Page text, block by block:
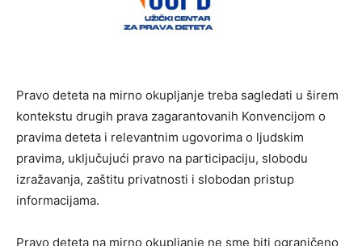
Pravo deteta na mirno okupljanje treba sagledati u širem
kontekstu drugih prava zagarantovanih Konvencijom o
pravima deteta i relevantnim ugovorima o ljudskim
pravima, uključujući pravo na participaciju, slobodu
izražavanja, zaštitu privatnosti i slobodan pristup
informacijama.
Pravo deteta na mirno okupljanje ne sme biti ograničeno